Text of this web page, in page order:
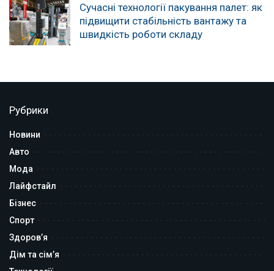
Сучасні технології пакування палет: як
підвищити стабільність вантажу та
швидкість роботи складу
Рубрики
Новини
Авто
Мода
Лайфстайл
Бізнес
Спорт
Здоров’я
Дім та сім’я